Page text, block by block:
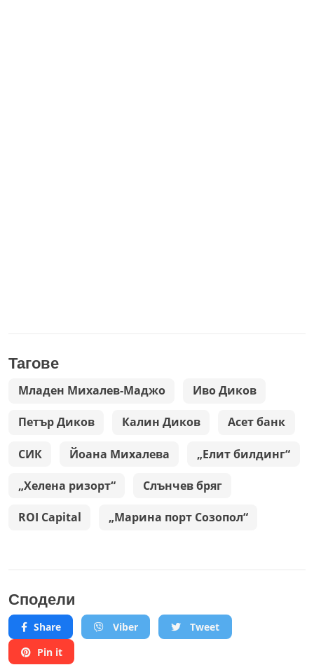
Тагове
Младен Михалев-Маджо Иво Диков
Петър Диков Калин Диков Асет банк
СИК Йоана Михалева „Елит билдинг“
„Хелена ризорт“ Слънчев бряг
ROI Capital „Марина порт Созопол“
Сподели
Share Viber
Tweet
Pin it